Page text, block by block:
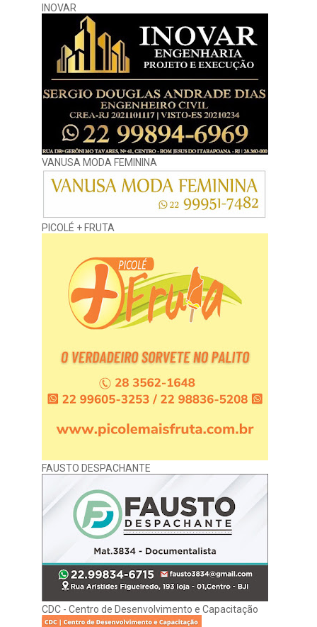
INOVAR
VANUSA MODA FEMININA
PICOLÉ + FRUTA
FAUSTO DESPACHANTE
CDC - Centro de Desenvolvimento e Capacitação